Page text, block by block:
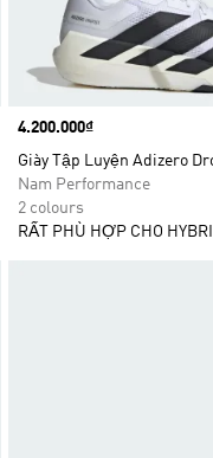
Price
4.200.000₫
Giày Tập Luyện Adizero
Nam Performance
2 colours
RẤT PHÙ HỢP CHO